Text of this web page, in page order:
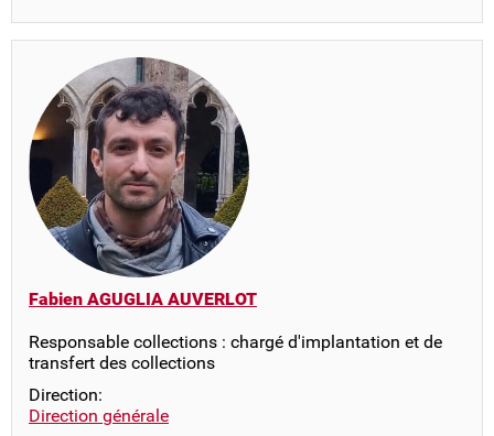
Fabien AGUGLIA AUVERLOT
Responsable collections : chargé d'implantation et de
transfert des collections
Direction:
Direction générale